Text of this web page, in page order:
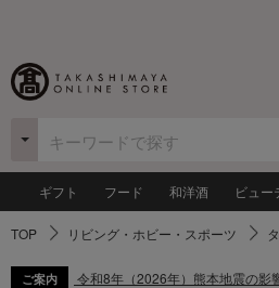
ギフト フード 和洋酒 ビュー
TOP リビング・ホビー・スポーツ
ご案内 令和8年（2026年）熊本地震の影